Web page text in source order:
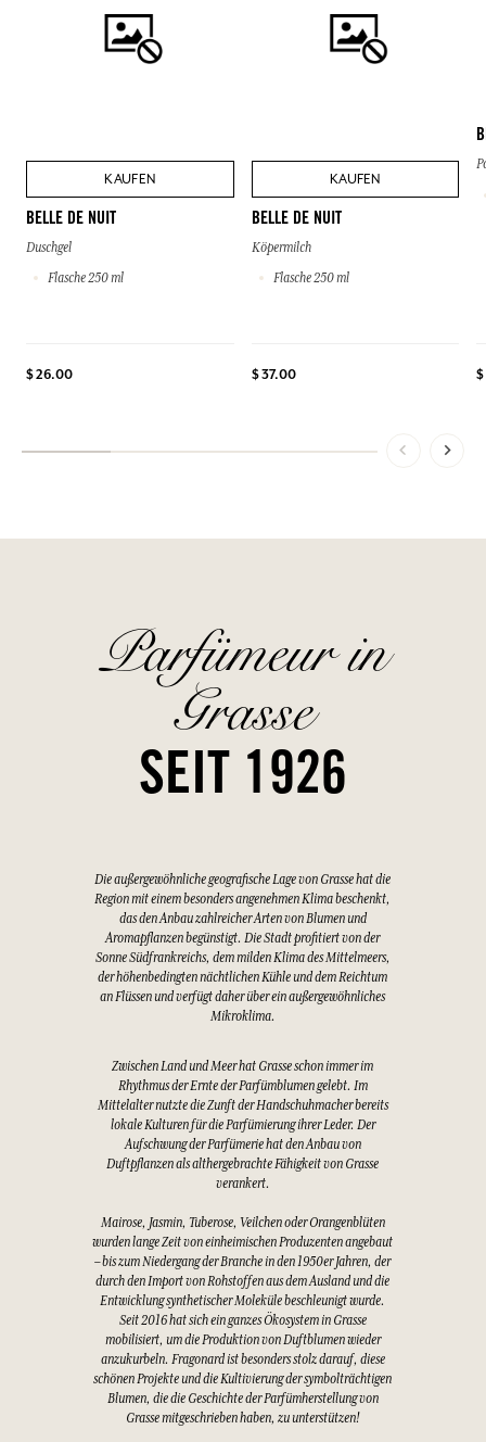
KAUFEN
BELLE DE NUIT
Duschgel
Flasche 250 ml
$ 26.00
KAUFEN
BELLE DE NUIT
Köpermilch
Flasche 250 ml
$ 37.00
Parfümeur in
Grasse
SEIT 1926
Die außergewöhnliche geografische Lage von Grasse hat die
Region mit einem besonders angenehmen Klima beschenkt,
das den Anbau zahlreicher Arten von Blumen und
Aromapflanzen begünstigt. Die Stadt profitiert von der
Sonne Südfrankreichs, dem milden Klima des Mittelmeers,
der höhenbedingten nächtlichen Kühle und dem Reichtum
an Flüssen und verfügt daher über ein außergewöhnliches
Mikroklima.
Zwischen Land und Meer hat Grasse schon immer im
Rhythmus der Ernte der Parfümblumen gelebt. Im
Mittelalter nutzte die Zunft der Handschuhmacher bereits
lokale Kulturen für die Parfümierung ihrer Leder. Der
Aufschwung der Parfümerie hat den Anbau von
Duftpflanzen als althergebrachte Fähigkeit von Grasse
verankert.
Mairose, Jasmin, Tuberose, Veilchen oder Orangenblüten
wurden lange Zeit von einheimischen Produzenten angebaut
– bis zum Niedergang der Branche in den 1950er Jahren, der
durch den Import von Rohstoffen aus dem Ausland und die
Entwicklung synthetischer Moleküle beschleunigt wurde.
Seit 2016 hat sich ein ganzes Ökosystem in Grasse
mobilisiert, um die Produktion von Duftblumen wieder
anzukurbeln. Fragonard ist besonders stolz darauf, diese
schönen Projekte und die Kultivierung der symbolträchtigen
Blumen, die die Geschichte der Parfümherstellung von
Grasse mitgeschrieben haben, zu unterstützen!